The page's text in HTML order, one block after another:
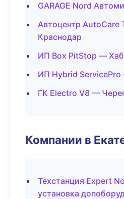
GARAGE Nord
Автоцентр AutoCare
Краснодар
ИП Box PitStop —
ИП Hybrid
ГК Electro V8 —
Компании в
Техстанция Expert
установка